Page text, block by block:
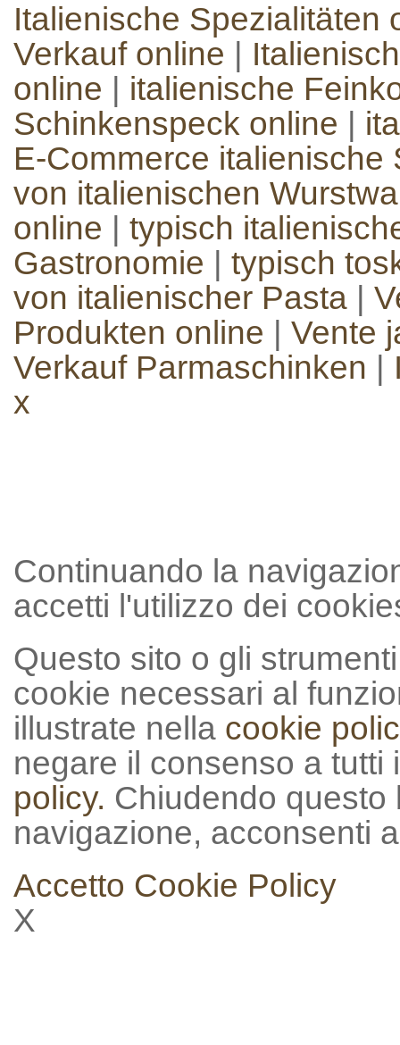
Italienische Spezialitäten
Verkauf online
online
italienische
Schinkenspeck online
E-Commerce italienische
von italienischen
online
typisch
Gastronomie
typisch
von italienischer Pasta
Produkten online
Vente
Verkauf Parmaschinken
x
Continuando la
accetti l'utilizzo dei
Questo sito o gli
cookie necessari al
illustrate nella cookie
negare il consenso a
policy. Chiudendo
navigazione, acconsenti
Accetto Cookie Policy
X